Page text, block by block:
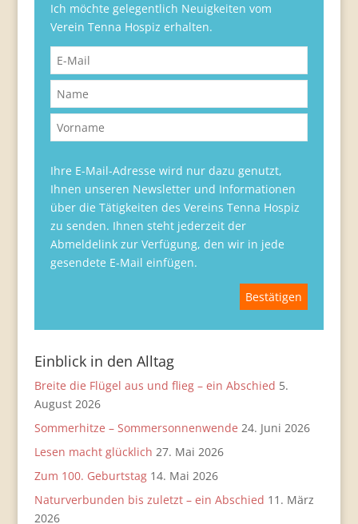
Ich möchte gelegentlich Neuigkeiten vom
Verein Tenna Hospiz erhalten.
Ihre E-Mail-Adresse wird nur dazu genutzt,
Ihnen unseren Newsletter und Informationen
über die Tätigkeiten des Vereins Tenna Hospiz
zu senden. Ihnen steht jederzeit der
Abmeldelink zur Verfügung, den wir in jede
gesendete E-Mail einfügen.
Einblick in den Alltag
Breite die Flügel aus und flieg – ein Abschied 5.
August 2026
Sommerhitze – Sommersonnenwende 24. Juni 2026
Lesen macht glücklich 27. Mai 2026
Zum 100. Geburtstag 14. Mai 2026
Naturverbunden bis zuletzt – ein Abschied 11. März
2026